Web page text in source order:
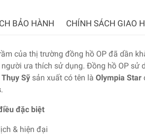
BẢO HÀNH CHÍNH SÁCH GIAO
của thị trường đồng hồ OP đã dần
ưa thích sử dụng. Đồng hồ OP sử
Thụy Sỹ sản xuất có tên là Olympia Star
.
đặc biệt
& hiện đại